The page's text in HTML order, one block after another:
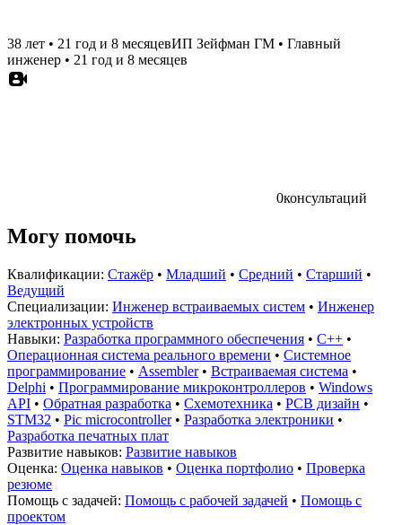
38 лет • 21 год и 8 месяцевИП Зейфман ГМ • Главный
инженер • 21 год и 8 месяцев
0консультаций
Могу помочь
Квалификации: Стажёр • Младший • Средний • Старший •
Ведущий
Специализации: Инженер встраиваемых систем • Инженер
электронных устройств
Навыки: Разработка программного обеспечения • C++ •
Операционная система реального времени • Системное
программирование • Assembler• Встраиваемая система •
Delphi • Программирование микроконтроллеров • Windows
API • Обратная разработка • Схемотехника • PCB дизайн •
STM32 • Pic microcontroller• Разработка электроники •
Разработка печатных плат
Развитие навыков: Развитие навыков
Оценка: Оценка навыков • Оценка портфолио • Проверка
резюме
Помощь с задачей: Помощь с рабочей задачей • Помощь с
проектом